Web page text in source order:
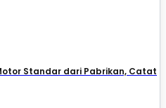
Standar dari Pabrikan, Catat